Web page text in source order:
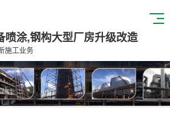
喷涂,钢构大型厂房升级改造
施工业务